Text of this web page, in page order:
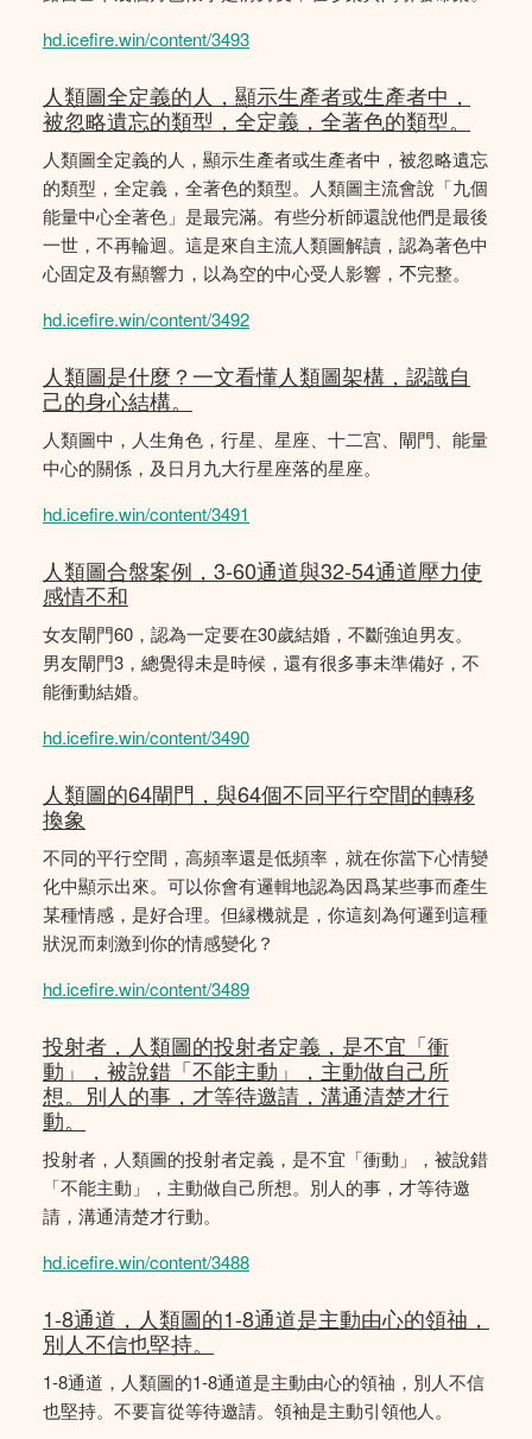
hd.icefire.win/content/3493
人類圖全定義的人，顯示生產者或生產者中，
被忽略遺忘的類型，全定義，全著色的類型。
人類圖全定義的人，顯示生產者或生產者中，被忽略遺忘
的類型，全定義，全著色的類型。人類圖主流會說「九個
能量中心全著色」是最完滿。有些分析師還說他們是最後
一世，不再輪迴。這是來自主流人類圖解讀，認為著色中
心固定及有顯響力，以為空的中心受人影響，𣎴完整。
hd.icefire.win/content/3492
人類圖是什麼？一文看懂人類圖架構，認識自
己的身心結構。
人類圖中，人生角色，行星、星座、十二宫、閘門、能量
中心的關係，及日月九大行星座落的星座。
hd.icefire.win/content/3491
人類圖合盤案例，3-60通道與32-54通道壓力使
感情不和
女友閘門60，認為一定要在30歲結婚，不斷強迫男友。
男友閘門3，總覺得未是時候，還有很多事未準備好，不
能衝動結婚。
hd.icefire.win/content/3490
人類圖的64閘門，與64個不同平行空間的轉移
換象
不同的平行空間，高頻率還是低頻率，就在你當下心情變
化中顯示出來。可以你會有邏輯地認為因爲某些事而產生
某種情感，是好合理。但縁機就是，你這刻為何邏到這種
狀況而刺激到你的情感變化？
hd.icefire.win/content/3489
投射者，人類圖的投射者定義，是不宜「衝
動」，被說錯「不能主動」，主動做自己所
想。別人的事，才等待邀請，溝通清楚才行
動。
投射者，人類圖的投射者定義，是不宜「衝動」，被說錯
「不能主動」，主動做自己所想。別人的事，才等待邀
請，溝通清楚才行動。
hd.icefire.win/content/3488
1-8通道，人類圖的1-8通道是主動由心的領䄂，
別人不信也堅持。
1-8通道，人類圖的1-8通道是主動由心的領䄂，別人不信
也堅持。不要盲從等待邀請。領袖是主動引領他人。